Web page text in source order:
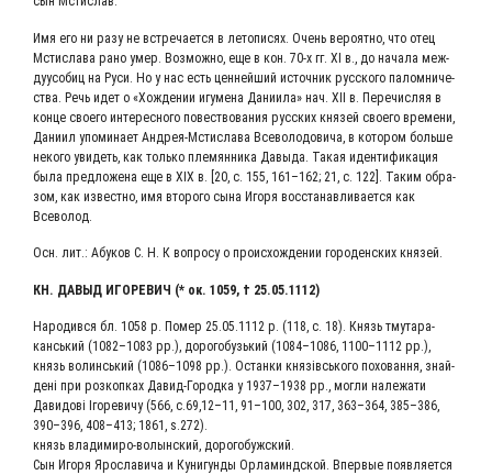
Имя его ни разу не встре­ча­ет­ся в лето­пи­сях. Очень веро­ят­но, что отец
Мсти­сла­ва рано умер. Воз­мож­но, еще в кон. 70‑х гг. XI в., до нача­ла меж­
ду­усо­биц на Руси. Но у нас есть цен­ней­ший источ­ник рус­ско­го палом­ни­че­
ства. Речь идет о «Хож­де­нии игу­ме­на Дани­и­ла» нач. XII в. Пере­чис­ляя в
кон­це сво­е­го инте­рес­но­го повест­во­ва­ния рус­ских кня­зей сво­е­го вре­ме­ни,
Дани­ил упо­ми­на­ет Андрея-Мсти­сла­ва Все­во­ло­до­ви­ча, в кото­ром боль­ше
неко­го уви­деть, как толь­ко пле­мян­ни­ка Давы­да. Такая иден­ти­фи­ка­ция
была пред­ло­же­на еще в XIX в. [20, с. 155, 161–162; 21, с. 122]. Таким обра­
зом, как извест­но, имя вто­ро­го сына Иго­ря вос­ста­нав­ли­ва­ет­ся как
Всеволод.
Осн. лит.: Абу­ков С. Н. К вопро­су о про­ис­хож­де­нии горо­ден­ских князей.
КН. ДАВЫД ИГО­РЕ­ВИЧ (* ок. 1059, † 25.05.1112)
Наро­ди­вся бл. 1058 р. Помер 25.05.1112 р. (118, c. 18). Князь тму­та­ра­
кансь­кий (1082–1083 рр.), доро­го­бузь­кий (1084–1086, 1100–1112 рр.),
князь волинсь­кий (1086–1098 рр.). Остан­ки князівсь­ко­го похо­ван­ня, знай­
дені при роз­коп­ках Давид-Город­ка у 1937–1938 рр., мог­ли нале­жа­ти
Дави­до­ві Іго­ре­ви­чу (566, с.69,12–11, 91–100, 302, 317, 363–364, 385–386,
390–396, 408–413; 1861, s.272).
князь вла­ди­ми­ро-волын­ский, дорогобужский.
Сын Иго­ря Яро­сла­ви­ча и Куни­гун­ды Орла­миндской. Впер­вые появ­ля­ет­ся